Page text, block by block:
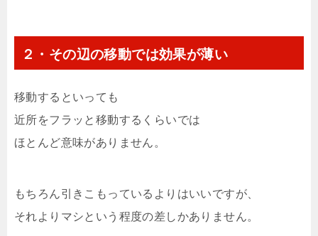
２・その辺の移動では効果が薄い
移動するといっても
近所をフラッと移動するくらいでは
ほとんど意味がありません。
もちろん引きこもっているよりはいいですが、
それよりマシという程度の差しかありません。